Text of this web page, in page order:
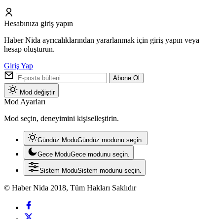
Hesabınıza giriş yapın
Haber Nida ayrıcalıklarından yararlanmak için giriş yapın veya
hesap oluşturun.
Giriş Yap
Abone Ol
Mod değiştir
Mod Ayarları
Mod seçin, deneyimini kişiselleştirin.
Gündüz ModuGündüz modunu seçin.
Gece ModuGece modunu seçin.
Sistem ModuSistem modunu seçin.
© Haber Nida 2018, Tüm Hakları Saklıdır